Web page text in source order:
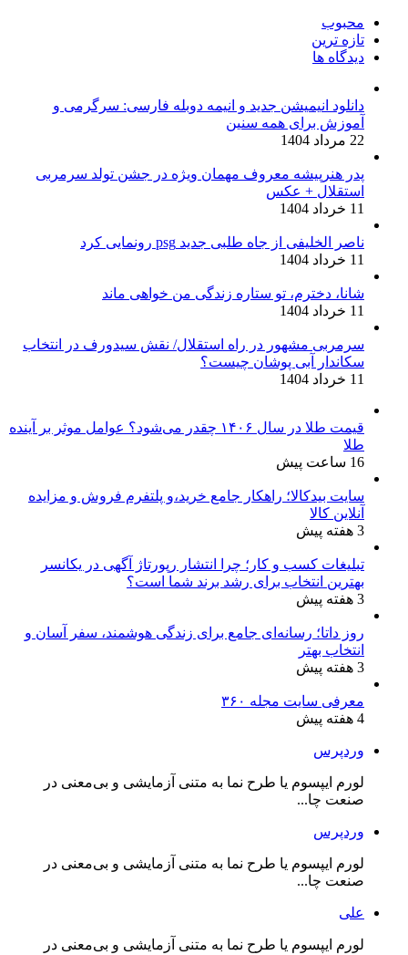
محبوب
تازه ترین
دیدگاه ها
دانلود انیمیشن جدید و انیمه دوبله فارسی: سرگرمی و
آموزش برای همه سنین
22 مرداد 1404
پدر هنرپیشه معروف مهمان ویژه در جشن تولد سرمربی
استقلال + عکس
11 خرداد 1404
ناصر الخلیفی از جاه طلبی جدید psg رونمایی کرد
11 خرداد 1404
شانا، دخترم، تو ستاره زندگی من خواهی ماند
11 خرداد 1404
سرمربی مشهور در راه استقلال/ نقش سیدورف در انتخاب
سکاندار آبی پوشان چیست؟
11 خرداد 1404
قیمت طلا در سال ۱۴۰۶ چقدر می‌شود؟ عوامل موثر بر آینده
طلا
16 ساعت پیش
سایت بیدکالا؛ راهکار جامع خرید،و پلتفرم فروش و مزایده
آنلاین کالا
3 هفته پیش
تبلیغات کسب و کار؛ چرا انتشار رپورتاژ آگهی در یکانسر
بهترین انتخاب برای رشد برند شما است؟
3 هفته پیش
روز داتا؛ رسانه‌ای جامع برای زندگی هوشمند، سفر آسان و
انتخاب بهتر
3 هفته پیش
معرفی سایت مجله ۳۶۰
4 هفته پیش
وردپرس
لورم ایپسوم یا طرح‌ نما به متنی آزمایشی و بی‌معنی در
صنعت چا...
وردپرس
لورم ایپسوم یا طرح‌ نما به متنی آزمایشی و بی‌معنی در
صنعت چا...
علی
لورم ایپسوم یا طرح‌ نما به متنی آزمایشی و بی‌معنی در